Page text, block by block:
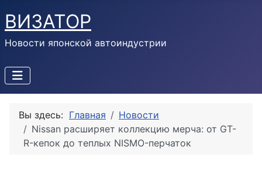
ВИЗАТОР
Новости японской автоиндустрии
Вы здесь: Главная
Новости
Nissan расширяет коллекцию мерча: от GT-
R-кепок до теплых NISMO-перчаток